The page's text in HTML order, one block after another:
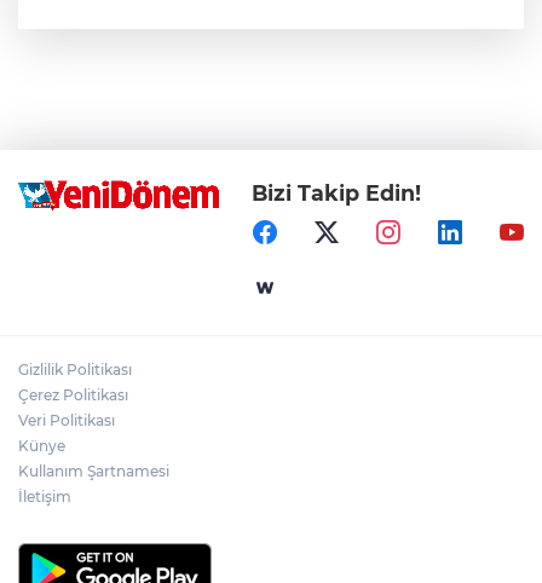
Bizi Takip Edin!
Gizlilik Politikası
Çerez Politikası
Veri Politikası
Künye
Kullanım Şartnamesi
İletişim